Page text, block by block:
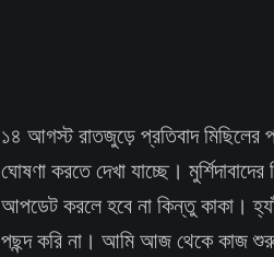
১৪ আগস্ট রাতজুড়ে প্রতিবাদ মিছিলের
ঘোষণা করতে দেখা যাচ্ছে।
আপডেট করলে হবে না কিন্তু কাকা।
পছন্দ করি না। আমি আজ থেকে কাজ